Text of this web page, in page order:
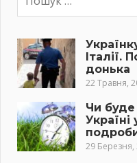
Італії.
донька
22 Травня,
Чи буде
Україні
29 Березня,